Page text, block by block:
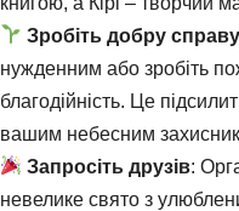
Зробіть добру справу
нужденним або зробіть
благодійність. Це
вашим небесним
Запросіть друзів:
невелике свято з